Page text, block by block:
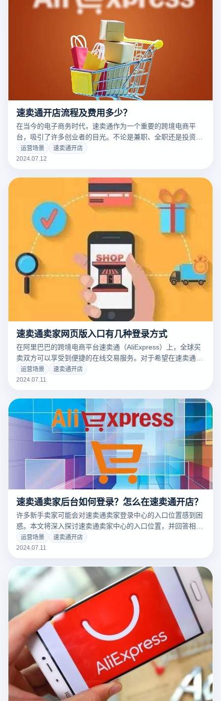
速卖通开店流程及费用多少？
在当今的电子商务时代，速卖通作为一个重要的跨境电商平
台，吸引了许多创业者的目光。不论是兼职、全职还是投资创
业，进入速卖通市场都需要一定的信息了解和资金准备。本文
将介绍速卖通开店流程及费用。
运营场景
速卖通开店
2024.07.12
速卖通卖家网页版入口有几种登录方式
在阿里巴巴的跨境电商平台速卖通（AliExpress）上，全球买
卖双方可以享受到便捷的在线交易服务。对于希望在速卖通上
开拓市场的用户来说，首先要了解速卖通卖家如何登录平台。
本文将介绍速卖通的多种登录方式，帮助您快速入驻并开始您
运营场景
速卖通开店
2024.07.11
速卖通卖家后台如何登录？怎么在速卖通开店？
许多新手卖家可能会对速卖通卖家登录中心的入口位置感到困
惑。本文将深入探讨速卖通卖家中心的入口位置，并回答相关
问题，帮助商家快速开展全球业务。
运营场景
速卖通开店
2024.07.11